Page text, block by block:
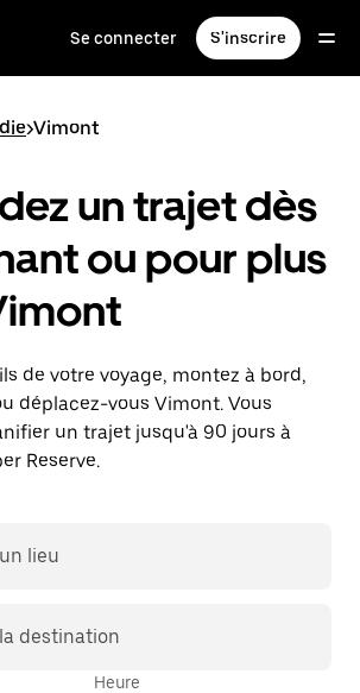
Se connecter S'inscrire
>Vimont
un trajet dès
ou pour plus
de votre voyage, montez à bord,
déplacez-vous Vimont. Vous
un trajet jusqu'à 90 jours à
Reserve.
lieu
destination
Heure